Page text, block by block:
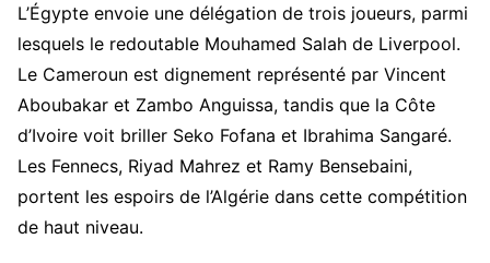
L’Égypte envoie une délégation de trois joueurs, parmi
lesquels le redoutable Mouhamed Salah de Liverpool.
Le Cameroun est dignement représenté par Vincent
Aboubakar et Zambo Anguissa, tandis que la Côte
d’Ivoire voit briller Seko Fofana et Ibrahima Sangaré.
Les Fennecs, Riyad Mahrez et Ramy Bensebaini,
portent les espoirs de l’Algérie dans cette compétition
de haut niveau.